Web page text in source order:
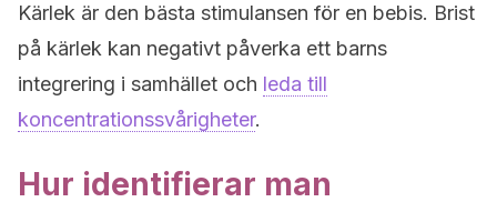
Kärlek är den bästa stimulansen för en bebis. Brist
på kärlek kan negativt påverka ett barns
integrering i samhället och leda till
koncentrationssvårigheter.
Hur identifierar man